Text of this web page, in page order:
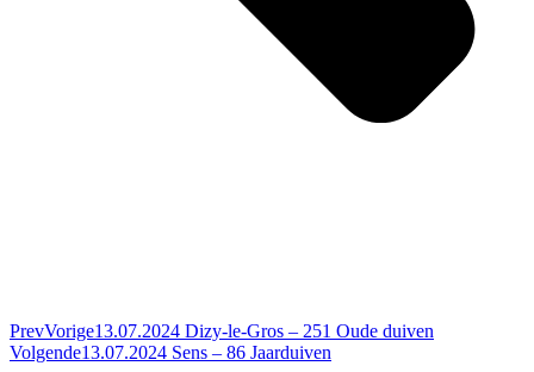
PrevVorige13.07.2024 Dizy-le-Gros – 251 Oude duiven
Volgende13.07.2024 Sens – 86 Jaarduiven